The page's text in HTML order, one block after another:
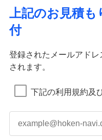
上記のお見積も
付
登録されたメールアド
されます。
下記の利用規約及